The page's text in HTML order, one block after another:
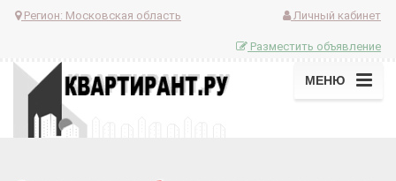
Регион: Московская область Личный кабинет
Разместить объявление
МЕНЮ